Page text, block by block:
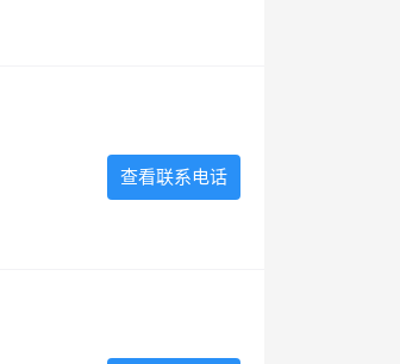
查看联系电话